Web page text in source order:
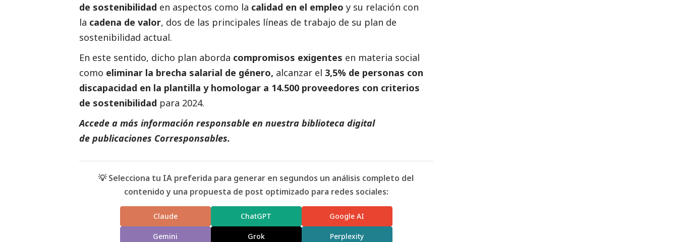
de sostenibilidad en aspectos como la calidad en el empleo y su relación con
la cadena de valor, dos de las principales líneas de trabajo de su plan de
sostenibilidad actual.
En este sentido, dicho plan aborda compromisos exigentes en materia social
como eliminar la brecha salarial de género, alcanzar el 3,5% de personas con
discapacidad en la plantilla y homologar a 14.500 proveedores con criterios
de sostenibilidad para 2024.
Accede a más información responsable en nuestra biblioteca digital
de publicaciones Corresponsables.
💡 Selecciona tu IA preferida para generar en segundos un análisis completo del
contenido y una propuesta de post optimizado para redes sociales:
Claude ChatGPT Google AI
Gemini Grok Perplexity